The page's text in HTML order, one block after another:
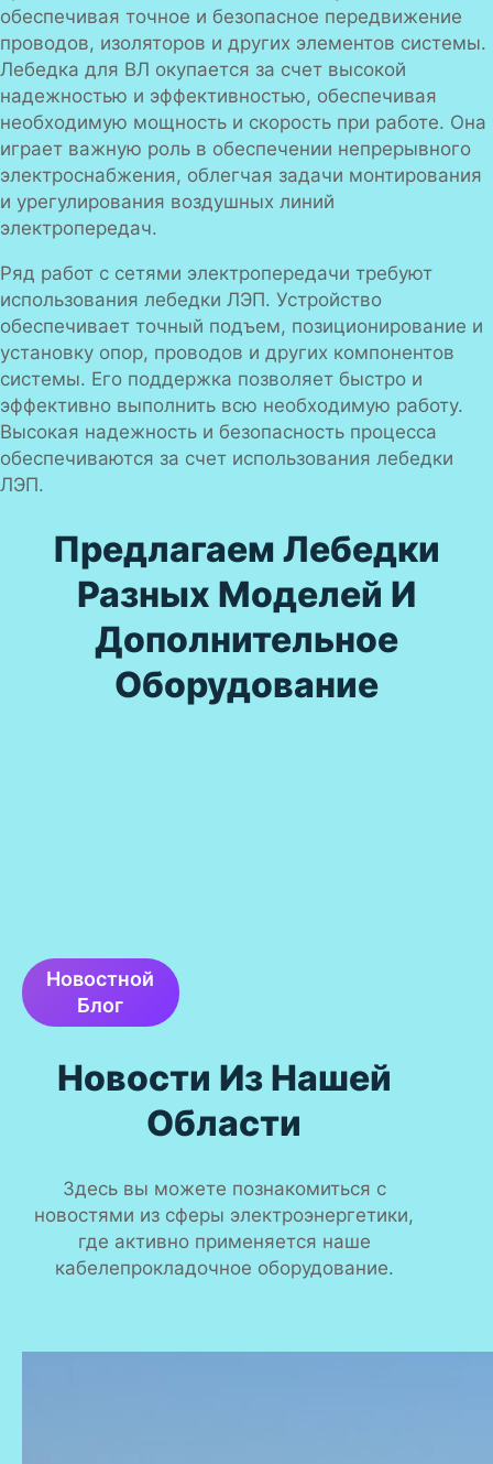
обеспечивая точное и безопасное передвижение
проводов, изоляторов и других элементов системы.
Лебедка для ВЛ окупается за счет высокой
надежностью и эффективностью, обеспечивая
необходимую мощность и скорость при работе. Она
играет важную роль в обеспечении непрерывного
электроснабжения, облегчая задачи монтирования
и урегулирования воздушных линий
электропередач.
Ряд работ с сетями электропередачи требуют
использования лебедки ЛЭП. Устройство
обеспечивает точный подъем, позиционирование и
установку опор, проводов и других компонентов
системы. Его поддержка позволяет быстро и
эффективно выполнить всю необходимую работу.
Высокая надежность и безопасность процесса
обеспечиваются за счет использования лебедки
ЛЭП.
Предлагаем Лебедки
Разных Моделей И
Дополнительное
Оборудование
Новостной
Блог
Новости Из Нашей
Области
Здесь вы можете познакомиться с
новостями из сферы электроэнергетики,
где активно применяется наше
кабелепрокладочное оборудование.